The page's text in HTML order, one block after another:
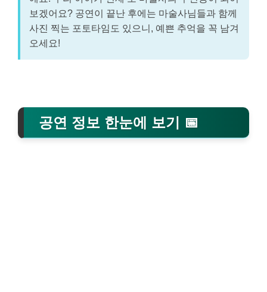
보겠어요? 공연이 끝난 후에는 마술사님들과 함께
사진 찍는 포토타임도 있으니, 예쁜 추억을 꼭 남겨
오세요!
공연 정보 한눈에 보기 📅